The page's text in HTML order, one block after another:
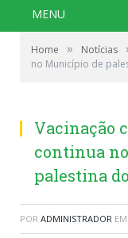
MENU
Home » Notícias
no Município de
Vacinação
continua
palestina
POR ADMINISTRADOR EM